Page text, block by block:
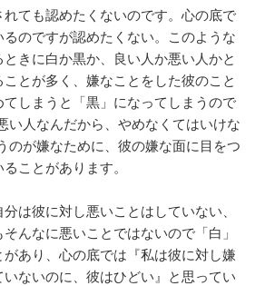
ても認めたくないのです。心の底で
のですが認めたくない。このような
ときに白か黒か、良い人か悪い人かと
とが多く、嫌なことをした彼のこと
てしまうと「黒」になってしまうので
い人なんだから、やめなくてはいけな
のが嫌なために、彼の嫌な面に目をつ
ことがあります。
は彼に対し悪いことはしていない、
んなに悪いことではないので「白」
があり、心の底では『私は彼に対し嫌
ないのに、彼はひどい』と思ってい